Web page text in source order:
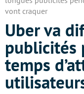
vont craquer
Uber va
publicités
temps